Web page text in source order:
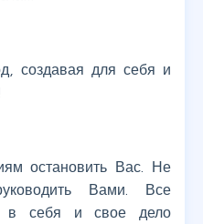
создавая для себя и
остановить Вас. Не
Вами. Все
в себя и свое дело